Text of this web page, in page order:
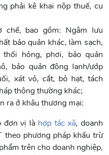
phải kê khai nộp thuế, cụ
chế, bao gồm: Ngâm lưu
bảo quản khác, làm sạch,
hỏng, phơi, bảo quản
bảo quản đông lạnh/ướp
xát vỏ, cắt, bỏ hạt, tách
thông thường khác;
ra ở khâu thương mại:
đơn vị là hợp tác xã, doanh
theo phương pháp khấu trừ
trên cho doanh nghiệp,